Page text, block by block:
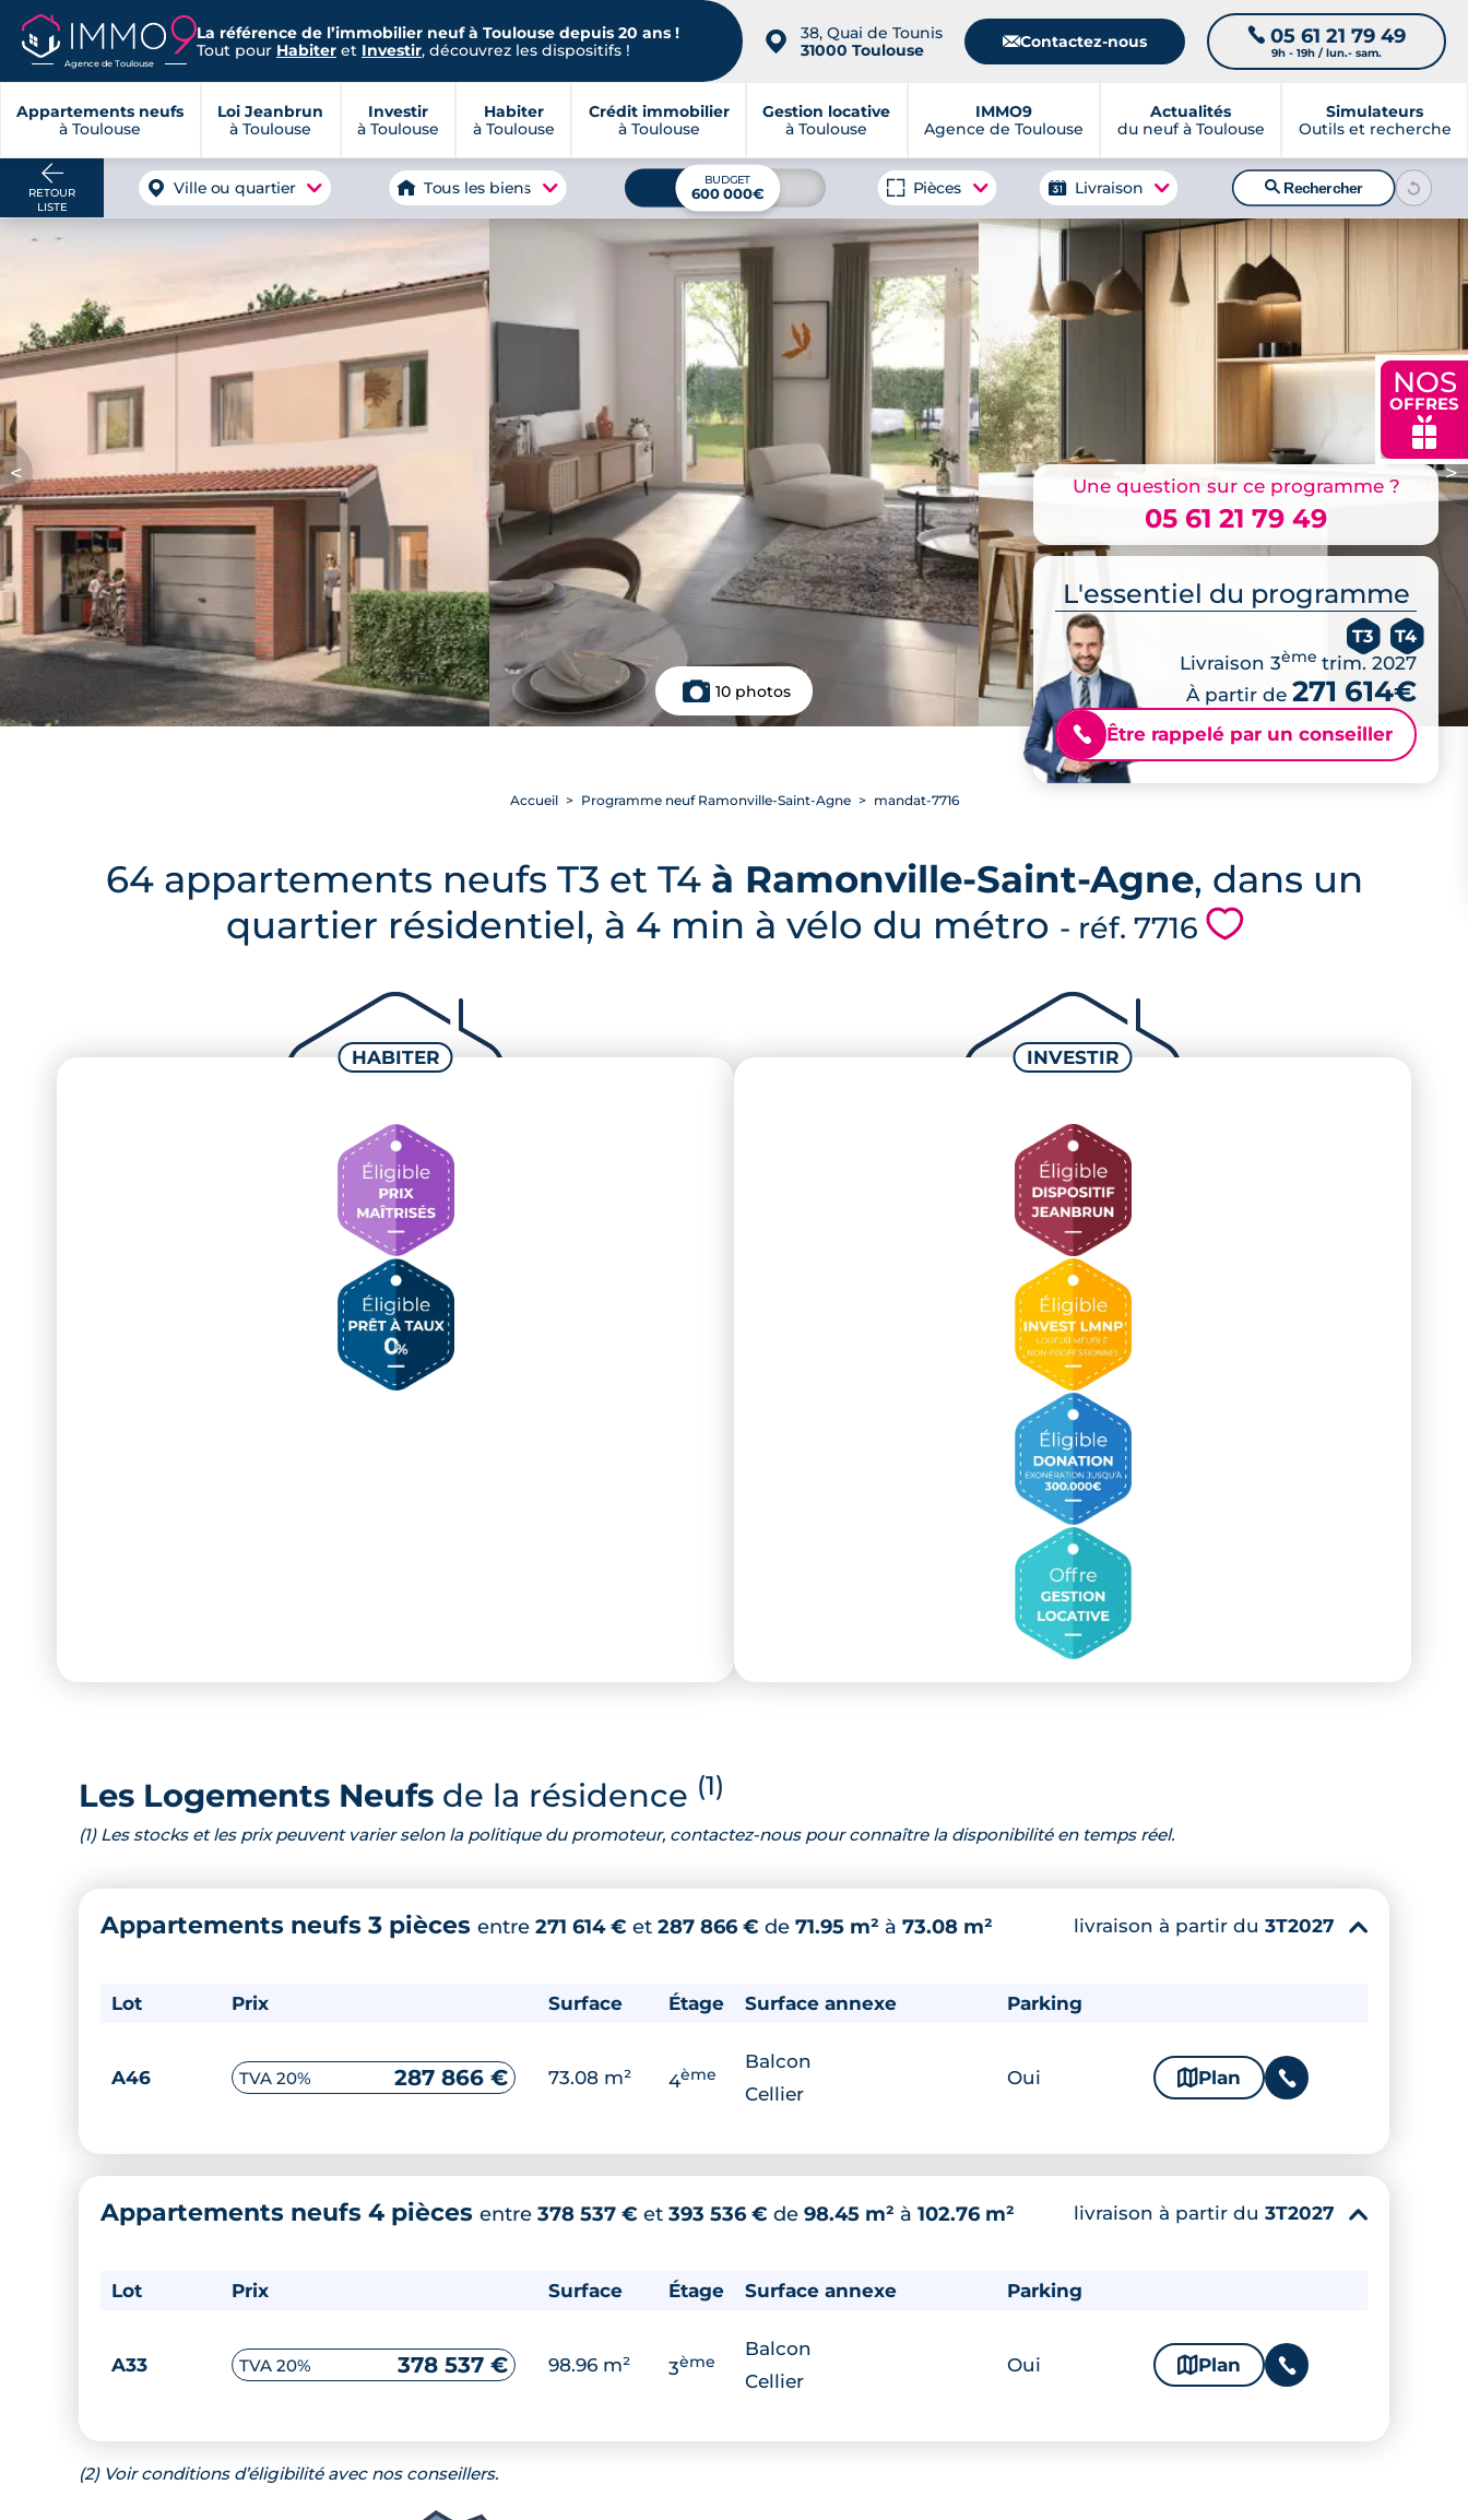
Agence de Toulouse
La référence de l’immobilier neuf à Toulouse depuis 20 ans !
Tout pour Habiter et Investir, découvrez les dispositifs ! 📍
38, Quai de Tounis
31000 Toulouse
📧Contactez-nous 📞 05 61 21 79 49
9h - 19h / lun.- sam.
Appartements neufs
à Toulouse
Loi Jeanbrun
à Toulouse
Investir
à Toulouse
Habiter
à Toulouse
Crédit immobilier
à Toulouse
Gestion locative
à Toulouse
IMMO9
Agence de Toulouse
Actualités
du neuf à Toulouse
Simulateurs
Outils et recherche
NOS
OFFRES
🎁
RETOUR
LISTE
Ville ou quartier Tous les biens BUDGET
600 000€ Pièces Livraison 🔍Rechercher
< >
10 photos
Une question sur ce programme ?
05 61 21 79 49
L'essentiel du programme
T3 T4
Livraison 3ème trim. 2027
À partir de 271 614€
📞 Être rappelé par un conseiller
Accueil Programme neuf Ramonville-Saint-Agne mandat-7716
64 appartements neufs T3 et T4 à Ramonville-Saint-Agne, dans un
quartier résidentiel, à 4 min à vélo du métro - réf. 7716 💗
Les Logements Neufs de la résidence (1)
(1) Les stocks et les prix peuvent varier selon la politique du promoteur, contactez-nous pour connaître la disponibilité en temps réel.
Appartements neufs 3 pièces entre 271 614 € et 287 866 € de 71.95 m² à 73.08 m² livraison à partir du 3T2027 ▾
Lot Prix Surface Étage Surface annexe Parking
A46 TVA 20% 287 866 € 73.08 m² 4ème
Balcon
Cellier
Oui 🗞 Plan 📞
Appartements neufs 4 pièces entre 378 537 € et 393 536 € de 98.45 m² à 102.76 m² livraison à partir du 3T2027 ▾
Lot Prix Surface Étage Surface annexe Parking
A33 TVA 20% 378 537 € 98.96 m² 3ème
Balcon
Cellier
Oui 🗞 Plan 📞
(2) Voir conditions d’éligibilité avec nos conseillers.